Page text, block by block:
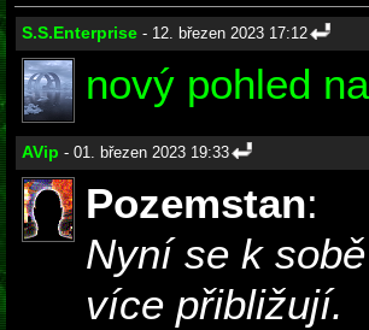
S.S.Enterprise - 12. březen 2023 17:12
nový pohled
AVip - 01. březen 2023 19:33
Pozemstan:
Nyní se k
více přibližují.